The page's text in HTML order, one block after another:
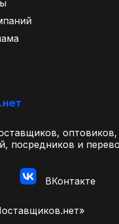
оптовиков,
посредников и
ВКонтакте